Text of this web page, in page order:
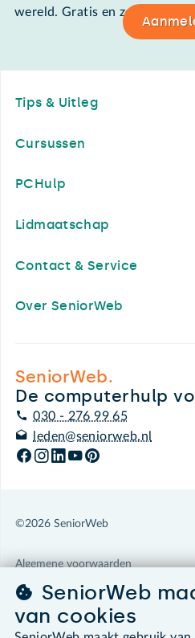
wereld. Gratis en zomaar in
Tips & Uitleg
Cursussen
PCHulp
Lidmaatschap
Contact & Service
Over SeniorWeb
SeniorWeb.
De computerhulp
030 - 276 99 65
leden@seniorweb.nl
©2026 SeniorWeb
Algemene voorwaarden
Disclaimer
Privacybeleid
About SeniorWeb
SeniorWeb
van cookies